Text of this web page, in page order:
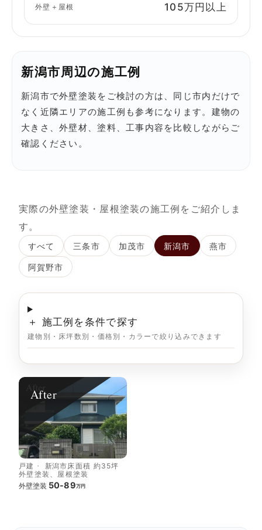
外壁＋屋根 105万円以上
新潟市周辺の施工例
新潟市で外壁塗装をご検討の方は、同じ市内だけで
なく近隣エリアの施工例も参考になります。建物の
大きさ、外壁材、塗料、工事内容を比較しながらご
確認ください。
実際の外壁塗装・屋根塗装の施工例をご紹介しま
す。
すべて 三条市 加茂市 新潟市 燕市
阿賀野市
＋ 施工例を条件で探す
建物別・床坪数別・価格別・カラーで絞り込みできます
After
戸建 新潟市床面積 約35坪
外壁塗装、屋根塗装
外壁塗装 50-89万円